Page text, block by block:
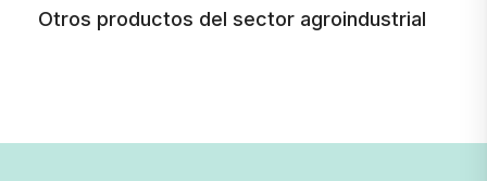
Otros productos del sector agroindustrial